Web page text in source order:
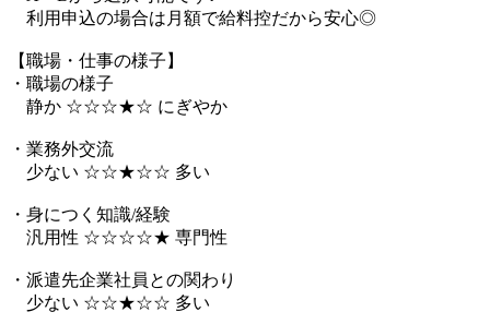
利用申込の場合は月額で給料控だから安心◎
【職場・仕事の様子】
・職場の様子
静か ☆☆☆★☆ にぎやか
・業務外交流
少ない ☆☆★☆☆ 多い
・身につく知識/経験
汎用性 ☆☆☆☆★ 専門性
・派遣先企業社員との関わり
少ない ☆☆★☆☆ 多い